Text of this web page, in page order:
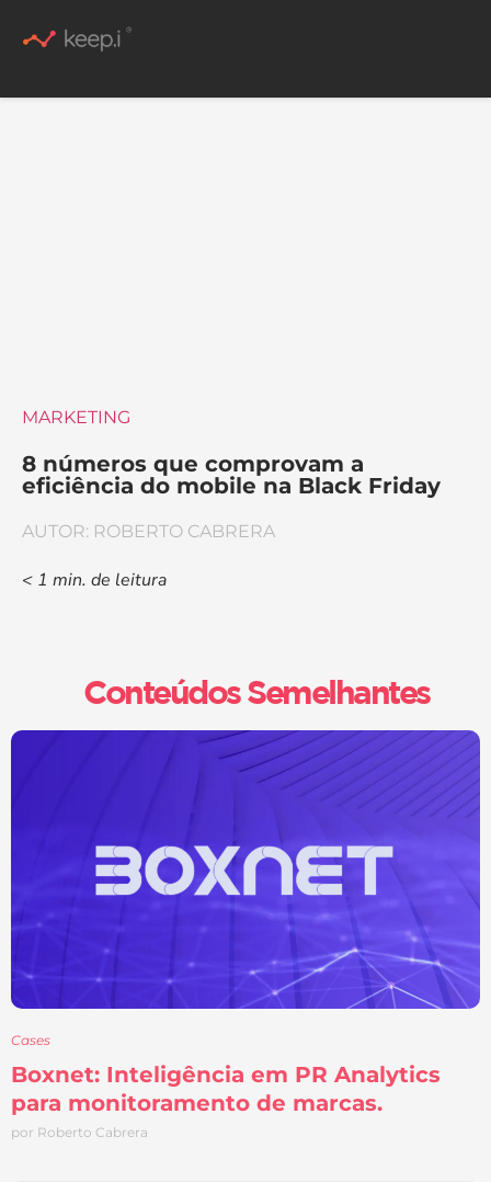
MARKETING
8 números que comprovam a
eficiência do mobile na Black Friday
AUTOR: ROBERTO CABRERA
< 1 min. de leitura
Conteúdos Semelhantes
Cases
Boxnet: Inteligência em PR Analytics
para monitoramento de marcas.
por Roberto Cabrera